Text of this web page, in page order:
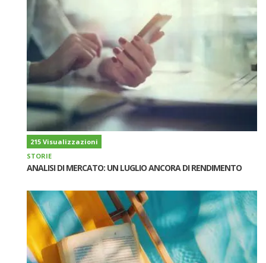
215 Visualizzazioni
STORIE
ANALISI DI MERCATO: UN LUGLIO ANCORA DI RENDIMENTO